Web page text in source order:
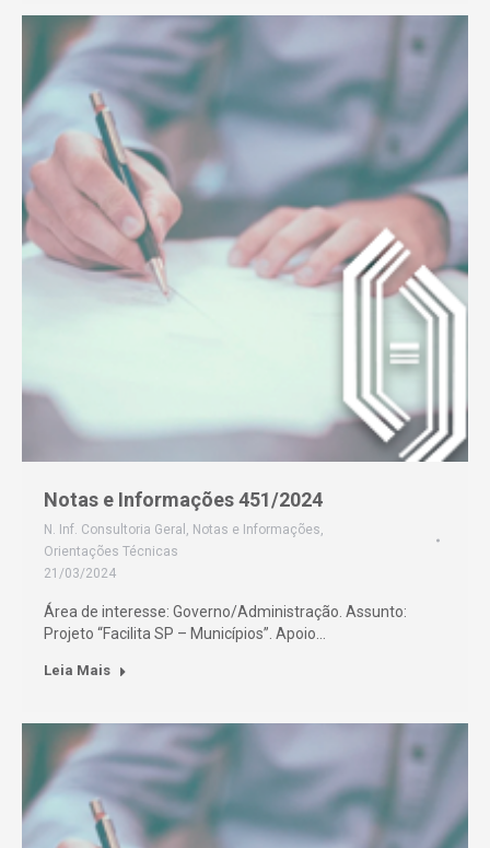
Notas e Informações 451/2024
N. Inf. Consultoria Geral , Notas e Informações,
Orientações Técnicas
21/03/2024
Área de interesse: Governo/Administração. Assunto:
Projeto “Facilita SP – Municípios”. Apoio…
Leia Mais